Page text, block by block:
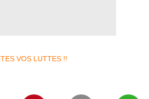
VOS LUTTES !!